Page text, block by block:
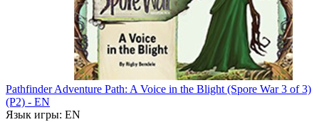
Pathfinder Adventure Path: A Voice in the Blight (Spore War 3 of 3)
(P2) - EN
Язык игры: EN